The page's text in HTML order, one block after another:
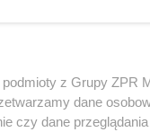
z Grupy ZPR
dane
czy dane